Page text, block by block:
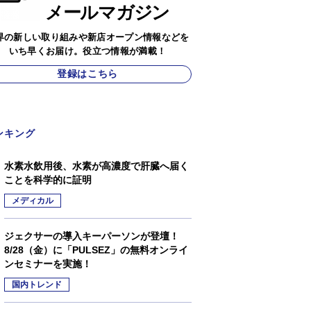
メールマガジン
の新しい取り組みや新店オープン情報などを
いち早くお届け。役立つ情報が満載！
登録はこちら
キング
水素水飲用後、水素が高濃度で肝臓へ届く
ことを科学的に証明
メディカル
ジェクサーの導入キーパーソンが登壇！
8/28（金）に「PULSEZ」の無料オンライ
ンセミナーを実施！
国内トレンド